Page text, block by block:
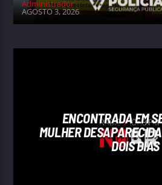
Administrador
AGOSTO 3, 2026
ENCONTRADA EM
MULHER
DOIS DIAS